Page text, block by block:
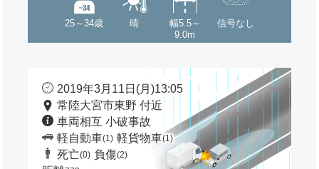
25～34歳 晴
幅5.5～
9.0m
信号なし
2019年3月11日(月)13:05
常陸大宮市東野 付近
車両相互 小破事故
軽自動車(1) 軽貨物車(1)
死亡(0) 負傷(2)